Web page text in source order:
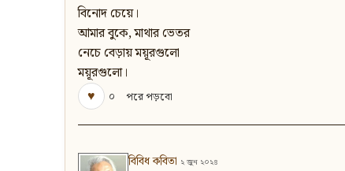
বিনোদ চেয়ে।
আমার বুকে, মাথার ভেতর
নেচে বেড়ায় ময়ূরগুলো
ময়ূরগুলো।
♥
০ পরে পড়বো
বিবিধ কবিতা ২ জুন ২০২৪